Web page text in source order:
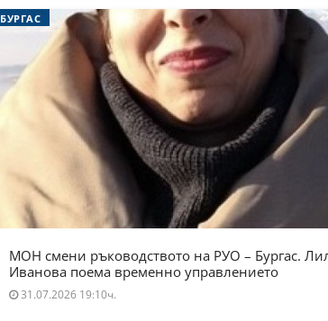
БУРГАС
МОН смени ръководството на РУО – Бургас.
Иванова поема временно управлението
31.07.2026 19:10ч.